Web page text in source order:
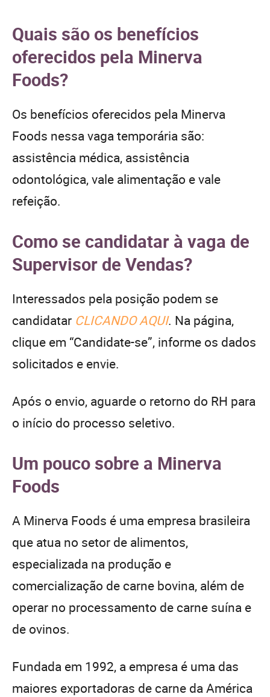
Quais são os benefícios
oferecidos pela Minerva
Foods?
Os benefícios oferecidos pela Minerva
Foods nessa vaga temporária são:
assistência médica, assistência
odontológica, vale alimentação e vale
refeição.
Como se candidatar à vaga de
Supervisor de Vendas?
Interessados pela posição podem se
candidatar CLICANDO AQUI. Na página,
clique em “Candidate-se”, informe os dados
solicitados e envie.
Após o envio, aguarde o retorno do RH para
o início do processo seletivo.
Um pouco sobre a Minerva
Foods
A Minerva Foods é uma empresa brasileira
que atua no setor de alimentos,
especializada na produção e
comercialização de carne bovina, além de
operar no processamento de carne suína e
de ovinos.
Fundada em 1992, a empresa é uma das
maiores exportadoras de carne da América